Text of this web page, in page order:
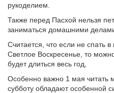
рукоделием.
Также перед Пасхой нельзя
заниматься домашними
Считается, что если не спать
Светлое Воскресенье, то
будет длиться весь год,
Особенно важно 1 мая читать
субботу обладают особенной